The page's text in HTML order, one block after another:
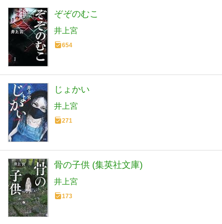
ぞぞのむこ
井上宮
654
じょかい
井上宮
271
骨の子供 (集英社文庫)
井上宮
173